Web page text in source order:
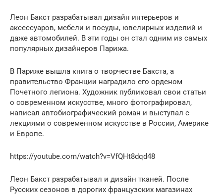
Леон Бакст разрабатывал дизайн интерьеров и
аксессуаров, мебели и посуды, ювелирных изделий и
даже автомобилей. В эти годы он стал одним из самых
популярных дизайнеров Парижа.
В Париже вышла книга о творчестве Бакста, а
правительство Франции наградило его орденом
Почетного легиона. Художник публиковал свои статьи
о современном искусстве, много фотографировал,
написал автобиографический роман и выступал с
лекциями о современном искусстве в России, Америке
и Европе.
https://youtube.com/watch?v=VfQHt8dqd48
Леон Бакст разрабатывал и дизайн тканей. После
Русских сезонов в дорогих французских магазинах